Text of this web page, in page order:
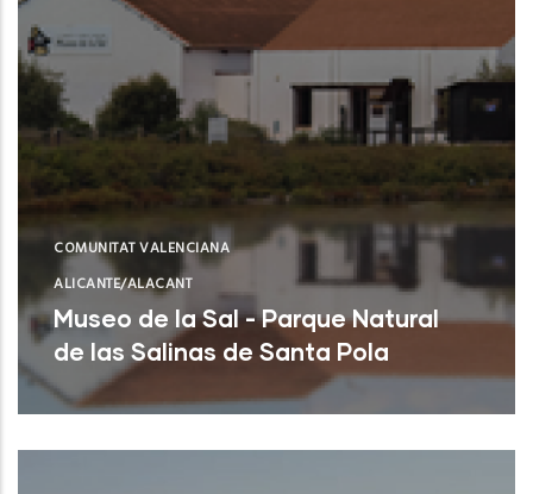
COMUNITAT VALENCIANA
ALICANTE/ALACANT
Museo de la Sal - Parque Natural
de las Salinas de Santa Pola
Santa Pola (Alicante)